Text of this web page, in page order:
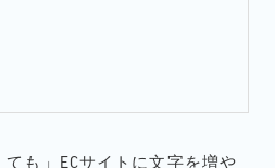
ても」ECサイトに文字を増や